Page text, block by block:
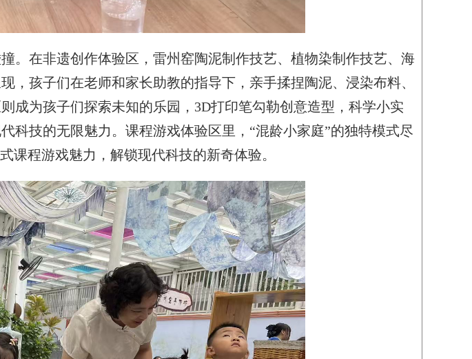
。在非遗创作体验区，雷州窑陶泥制作技艺、植物染制作技艺、海
孩子们在老师和家长助教的指导下，亲手揉捏陶泥、浸染布料、
成为孩子们探索未知的乐园，3D打印笔勾勒创意造型，科学小实
科技的无限魅力。课程游戏体验区里，“混龄小家庭”的独特模式尽
课程游戏魅力，解锁现代科技的新奇体验。